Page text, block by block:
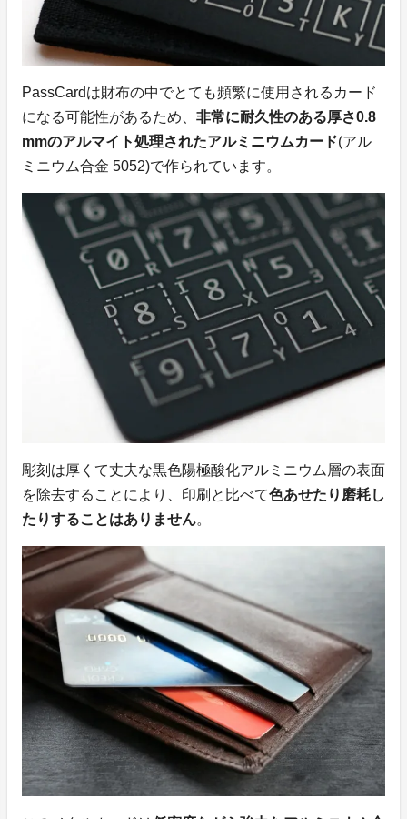
PassCardは財布の中でとても頻繁に使用されるカード
になる可能性があるため、 非常に耐久性のある厚さ0.8
mmのアルマイト処理されたアルミニウムカード(アル
ミニウム合金 5052)で作られています。
彫刻は厚くて丈夫な黒色陽極酸化アルミニウム層の表面
を除去することにより、印刷と比べて色あせたり磨耗し
たりすることはありません。